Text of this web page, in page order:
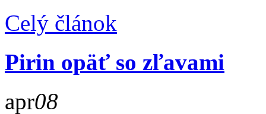
Celý článok
Pirin opäť so zľavami
apr08